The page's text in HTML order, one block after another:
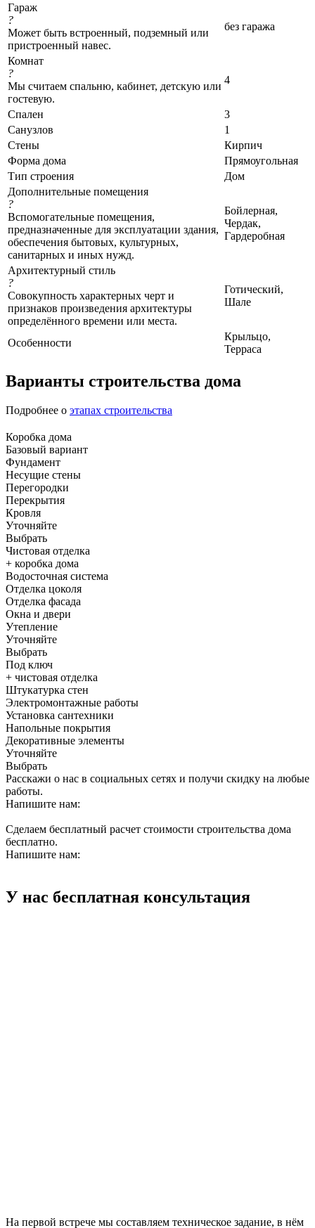
Гараж
?
Может быть встроенный, подземный или
пристроенный навес.
без гаража
Комнат
?
Мы считаем спальню, кабинет, детскую или
гостевую.
4
Спален
3
Санузлов
1
Стены
Кирпич
Форма дома
Прямоугольная
Тип строения
Дом
Дополнительные помещения
?
Вспомогательные помещения,
предназначенные для эксплуатации здания,
обеспечения бытовых, культурных,
санитарных и иных нужд.
Бойлерная,
Чердак,
Гардеробная
Архитектурный стиль
?
Совокупность характерных черт и
признаков произведения архитектуры
определённого времени или места.
Готический,
Шале
Особенности
Крыльцо,
Терраса
Варианты строительства дома
Подробнее о этапах строительства
Коробка дома
Базовый вариант
Фундамент
Несущие стены
Перегородки
Перекрытия
Кровля
Уточняйте
Выбрать
Чистовая отделка
+ коробка дома
Водосточная система
Отделка цоколя
Отделка фасада
Окна и двери
Утепление
Уточняйте
Выбрать
Под ключ
+ чистовая отделка
Штукатурка стен
Электромонтажные работы
Установка сантехники
Напольные покрытия
Декоративные элементы
Уточняйте
Выбрать
Расскажи о нас в социальных сетях и получи скидку на любые
работы.
Напишите нам:
Сделаем бесплатный расчет стоимости строительства дома
бесплатно.
Напишите нам:
У нас бесплатная консультация
На первой встрече мы составляем техническое задание, в нём